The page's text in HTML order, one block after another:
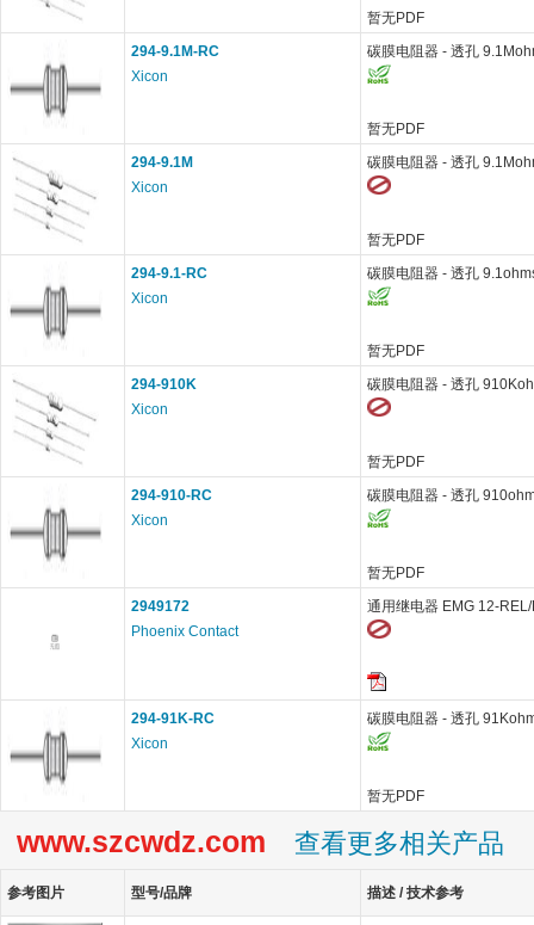
暂无PDF
294-9.1M-RC
Xicon
碳膜电阻器 - 透孔
暂无PDF
294-9.1M
Xicon
碳膜电阻器 - 透孔
暂无PDF
294-9.1-RC
Xicon
碳膜电阻器 - 透孔
暂无PDF
294-910K
Xicon
碳膜电阻器 - 透孔
暂无PDF
294-910-RC
Xicon
碳膜电阻器 - 透孔
暂无PDF
2949172
Phoenix Contact
通用继电器 EMG 12-
294-91K-RC
Xicon
碳膜电阻器 - 透孔
暂无PDF
www.szcwdz.com 查看更多相关产品
参考图片 型号/品牌 描述 / 技术参考